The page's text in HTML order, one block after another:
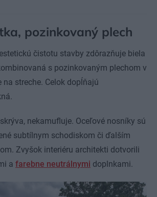
pozinkovaný plech
čistotu stavby zdôrazňuje biela
s pozinkovaným plechom v
streche. Celok dopĺňajú
nekamufluje. Oceľové nosníky sú
subtílnym schodiskom či ďalším
Zvyšok interiéru architekti dotvorili
a farebne neutrálnymi doplnkami.